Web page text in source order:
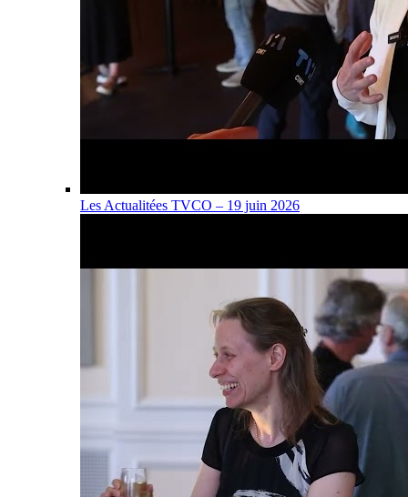
Les Actualitées TVCO – 19 juin 2026